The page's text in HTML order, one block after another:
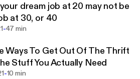
dream job at 20 may not be
at 30, or 40
-47 min
Ways To Get Out Of The Thrift
Stuff You Actually Need
-10 min